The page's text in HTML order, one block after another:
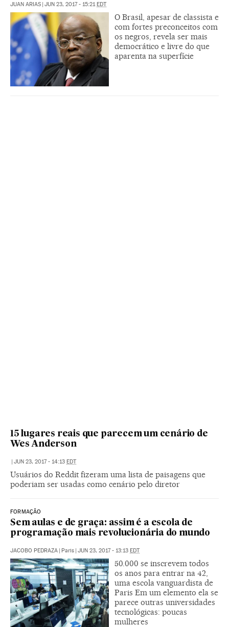
JUAN ARIAS | JUN 23, 2017 - 15:21EDT
O Brasil, apesar de classista e
com fortes preconceitos com
os negros, revela ser mais
democrático e livre do que
aparenta na superfície
15 lugares reais que parecem um cenário de
Wes Anderson
| JUN 23, 2017 - 14:13 EDT
Usuários do Reddit fizeram uma lista de paisagens que
poderiam ser usadas como cenário pelo diretor
FORMAÇÃO
Sem aulas e de graça: assim é a escola de
programação mais revolucionária do mundo
JACOBO PEDRAZA | Paris | JUN 23, 2017 - 13:13 EDT
50.000 se inscrevem todos
os anos para entrar na 42,
uma escola vanguardista de
Paris Em um elemento ela se
parece outras universidades
tecnológicas: poucas
mulheres